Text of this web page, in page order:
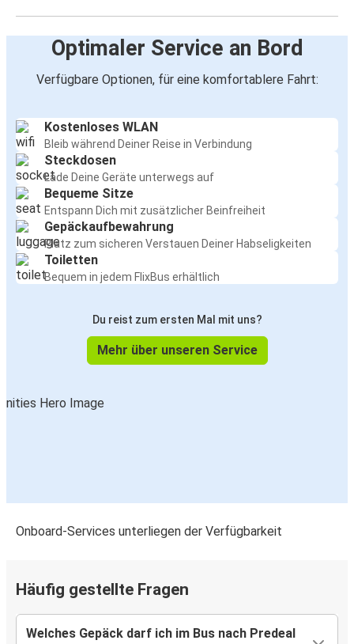
Optimaler Service an Bord
Verfügbare Optionen, für eine komfortablere Fahrt:
Kostenloses WLAN
Bleib während Deiner Reise in Verbindung
Steckdosen
Lade Deine Geräte unterwegs auf
Bequeme Sitze
Entspann Dich mit zusätzlicher Beinfreiheit
Gepäckaufbewahrung
Platz zum sicheren Verstauen Deiner Habseligkeiten
Toiletten
Bequem in jedem FlixBus erhältlich
Du reist zum ersten Mal mit uns?
Mehr über unseren Service
Onboard-Services unterliegen der Verfügbarkeit
Häufig gestellte Fragen
Welches Gepäck darf ich im Bus nach Predeal